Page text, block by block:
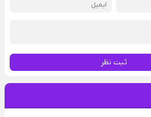
ثبت نظر